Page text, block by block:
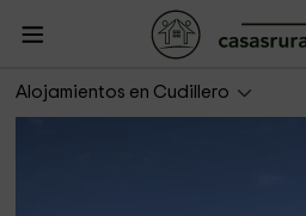
Alojamientos en Cudillero
Casona de Llanorrozo-Canto San